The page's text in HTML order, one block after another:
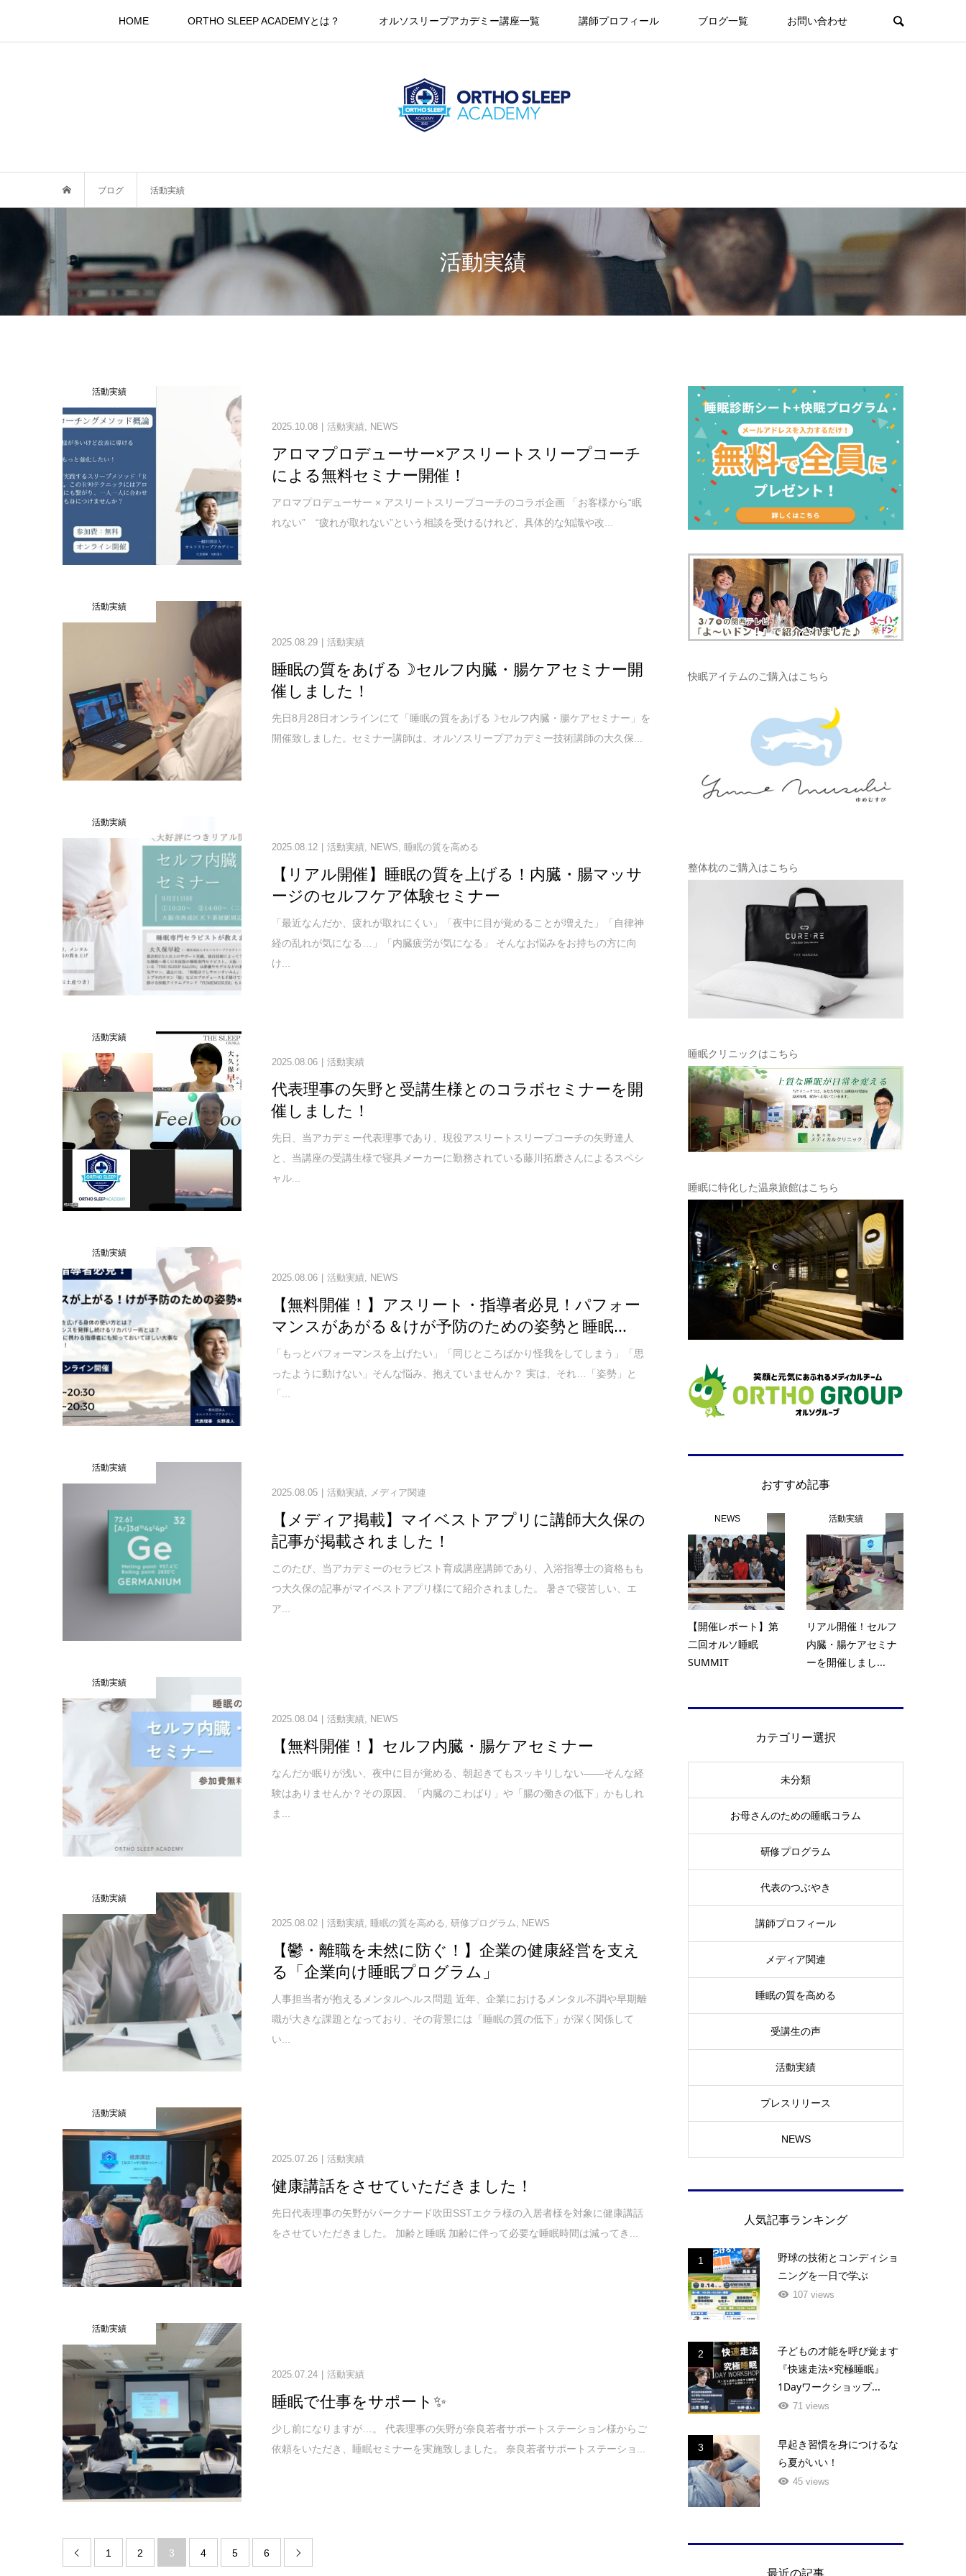
HOME ORTHO SLEEP ACADEMYとは？ オルソスリープアカデミー講座一覧 講師プロフィール ブログ一覧 お問い合わせ
ブログ 活動実績
活動実績
活動実績
2025.10.08 活動実績, NEWS
アロマプロデューサー×アスリートスリープコーチ
による無料セミナー開催！
アロマプロデューサー × アスリートスリープコーチのコラボ企画 「お客様から“眠
れない” “疲れが取れない”という相談を受けるけれど、具体的な知識や改...
活動実績
2025.08.29 活動実績
睡眠の質をあげる☽セルフ内臓・腸ケアセミナー開
催しました！
先日8月28日オンラインにて「睡眠の質をあげる☽セルフ内臓・腸ケアセミナー」を
開催致しました。セミナー講師は、オルソスリープアカデミー技術講師の大久保...
活動実績
2025.08.12 活動実績 NEWS 睡眠の質を高める
【リアル開催】睡眠の質を上げる！内臓・腸マッサ
ージのセルフケア体験セミナー
「最近なんだか、疲れが取れにくい」「夜中に目が覚めることが増えた」「自律神
経の乱れが気になる…」「内臓疲労が気になる」 そんなお悩みをお持ちの方に向
け...
活動実績
2025.08.06 活動実績
代表理事の矢野と受講生様とのコラボセミナーを開
催しました！
先日、当アカデミー代表理事であり、現役アスリートスリープコーチの矢野達人
と、当講座の受講生様で寝具メーカーに勤務されている藤川拓磨さんによるスペシ
ャル...
活動実績
2025.08.06 活動実績 NEWS
【無料開催！】アスリート・指導者必見！パフォー
マンスがあがる＆けが予防のための姿勢と睡眠...
「もっとパフォーマンスを上げたい」「同じところばかり怪我をしてしまう」「思
ったように動けない」そんな悩み、抱えていませんか？ 実は、それ…「姿勢」と
「...
活動実績
2025.08.05 活動実績, メディア関連
【メディア掲載】マイベストアプリに講師大久保の
記事が掲載されました！
このたび、当アカデミーのセラピスト育成講座講師であり、入浴指導士の資格もも
つ大久保の記事がマイベストアプリ様にて紹介されました。 暑さで寝苦しい、エ
ア...
活動実績
2025.08.04 活動実績 NEWS
【無料開催！】セルフ内臓・腸ケアセミナー
なんだか眠りが浅い、夜中に目が覚める、朝起きてもスッキリしない——そんな経
験はありませんか？その原因、「内臓のこわばり」や「腸の働きの低下」かもしれ
ま...
活動実績
2025.08.02 活動実績 睡眠の質を高める ,研修プログラム NEWS
【鬱・離職を未然に防ぐ！】企業の健康経営を支え
る「企業向け睡眠プログラム」
人事担当者が抱えるメンタルヘルス問題 近年、企業におけるメンタル不調や早期離
職が大きな課題となっており、その背景には「睡眠の質の低下」が深く関係して
い...
活動実績
2025.07.26 活動実績
健康講話をさせていただきました！
先日代表理事の矢野がパークナード吹田SSTエクラ様の入居者様を対象に健康講話
をさせていただきました。 加齢と睡眠 加齢に伴って必要な睡眠時間は減ってき...
活動実績
2025.07.24 活動実績
睡眠で仕事をサポート✨
少し前になりますが…。 代表理事の矢野が奈良若者サポートステーション様からご
依頼をいただき、睡眠セミナーを実施致しました。 奈良若者サポートステーショ...
 1 2 3 4 5 6 
快眠アイテムのご購入はこちら
整体枕のご購入はこちら
睡眠クリニックはこちら
睡眠に特化した温泉旅館はこちら
おすすめ記事
NEWS
【開催レポート】第
二回オルソ睡眠
SUMMIT
活動実績
リアル開催！セルフ
内臓・腸ケアセミナ
ーを開催しまし...
カテゴリー選択
未分類
お母さんのための睡眠コラム
研修プログラム
代表のつぶやき
講師プロフィール
メディア関連
睡眠の質を高める
受講生の声
活動実績
プレスリリース
NEWS
人気記事ランキング
1
野球の技術とコンディショ
ニングを一日で学ぶ
107 views
2
子どもの才能を呼び覚ます
『快速走法×究極睡眠』
1Dayワークショップ...
71 views
3
早起き習慣を身につけるな
ら夏がいい！
45 views